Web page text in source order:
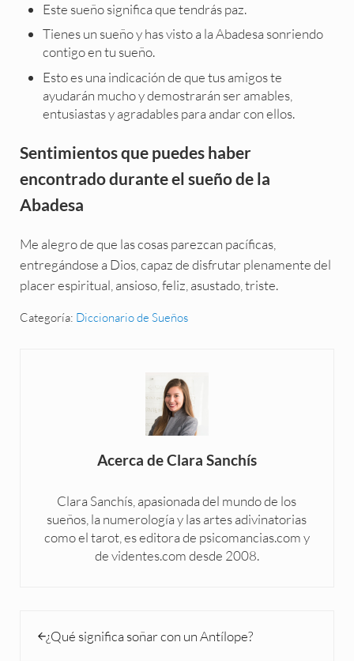
Este sueño significa que tendrás paz.
Tienes un sueño y has visto a la Abadesa sonriendo
contigo en tu sueño.
Esto es una indicación de que tus amigos te
ayudarán mucho y demostrarán ser amables,
entusiastas y agradables para andar con ellos.
Sentimientos que puedes haber
encontrado durante el sueño de la
Abadesa
Me alegro de que las cosas parezcan pacíficas,
entregándose a Dios, capaz de disfrutar plenamente del
placer espiritual, ansioso, feliz, asustado, triste.
Categoría: Diccionario de Sueños
Acerca deClara Sanchís
Clara Sanchís, apasionada del mundo de los
sueños, la numerología y las artes adivinatorias
como el tarot, es editora de psicomancias.com y
de videntes.com desde 2008.
¿Qué significa soñar con un Antílope?